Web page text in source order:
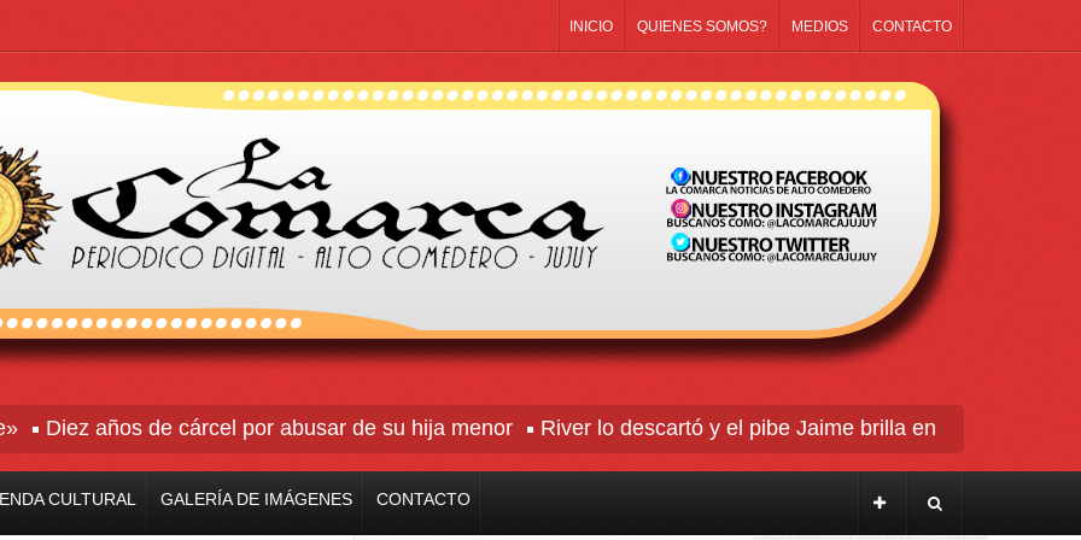
INICIO QUIENES SOMOS? MEDIOS CONTACTO
Diez años de cárcel por abusar de su hija menor River lo descartó y el pibe Jaime brilla en Peñarol de
CULTURAL GALERÍA DE IMÁGENES CONTACTO